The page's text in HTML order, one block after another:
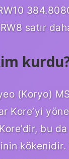
satır
(Koryo)
Kore’yi
bu
kökenidir.